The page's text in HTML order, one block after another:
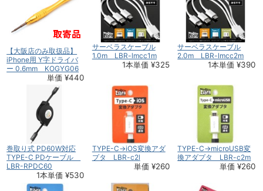
【大阪店のみ取扱品】
iPhone用 Y字ドライバ
ー 0.6mm KOGYG06
単価 ¥440
サーベラスケーブル
1.0m LBR-lmcc1m
1本単価 ¥325
サーベラスケーブル
2.0m LBR-lmcc2m
1本単価 ¥390
巻取り式 PD60W対応
TYPE-C PDケーブル
LBR-RPDC60
1本単価 ¥530
TYPE-C→iOS変換アダ
プタ LBR-c2l
単価 ¥260
TYPE-C→microUSB変
換アダプタ LBR-c2m
単価 ¥260